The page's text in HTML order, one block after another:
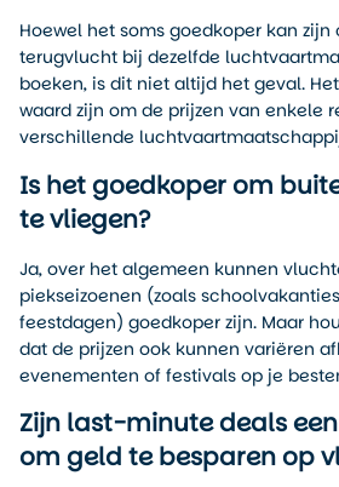
Hoewel het soms goedkoper kan
terugvlucht bij dezelfde
boeken, is dit niet altijd het geval.
waard zijn om de prijzen van enkele
verschillende
Is het goedkoper om
te vliegen?
Ja, over het algemeen kunnen
piekseizoenen (zoals
feestdagen) goedkoper zijn. Maar
dat de prijzen ook kunnen variëren
evenementen of festivals op je
Zijn last-minute deals
om geld te besparen op